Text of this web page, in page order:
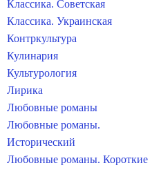
Классика. Советская
Классика. Украинская
Контркультура
Кулинария
Культурология
Лирика
Любовные романы
Любовные романы.
Исторический
Любовные романы. Короткие